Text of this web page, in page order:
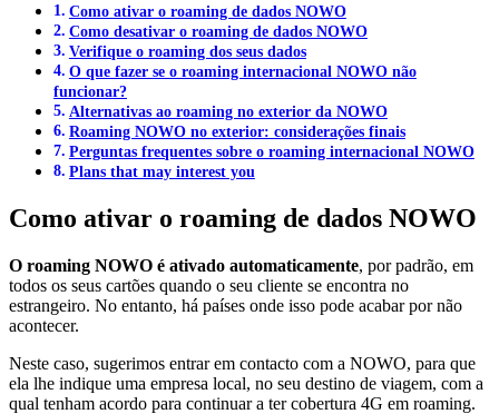
Como ativar o roaming de dados NOWO
Como desativar o roaming de dados NOWO
Verifique o roaming dos seus dados
O que fazer se o roaming internacional NOWO não
funcionar?
Alternativas ao roaming no exterior da NOWO
Roaming NOWO no exterior: considerações finais
Perguntas frequentes sobre o roaming internacional NOWO
Plans that may interest you
Como ativar o roaming de dados NOWO
O roaming NOWO é ativado automaticamente, por padrão, em
todos os seus cartões quando o seu cliente se encontra no
estrangeiro. No entanto, há países onde isso pode acabar por não
acontecer.
Neste caso, sugerimos entrar em contacto com a NOWO, para que
ela lhe indique uma empresa local, no seu destino de viagem, com a
qual tenham acordo para continuar a ter cobertura 4G em roaming.